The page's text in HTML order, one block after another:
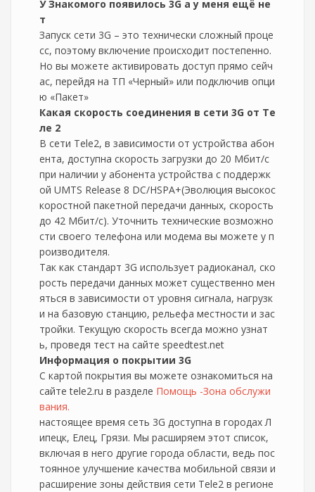
У Знакомого появилось 3G а у меня ещё не
т
Запуск сети 3G – это технически сложный проце
сс, поэтому включение происходит постепенно.
Но вы можете активировать доступ прямо сейч
ас, перейдя на ТП «Черный» или подключив опци
ю «Пакет»
Какая скорость соединения в сети 3G от Те
ле 2
В сети Tele2, в зависимости от устройства абон
ента, доступна скорость загрузки до 20 Мбит/с
при наличии у абонента устройства с поддержк
ой UMTS Release 8 DC/HSPA+(Эволюция высокос
коростной пакетной передачи данных, скорость
до 42 Мбит/с). Уточнить технические возможно
сти своего телефона или модема вы можете у п
роизводителя.
Так как стандарт 3G использует радиоканал, ско
рость передачи данных может существенно мен
яться в зависимости от уровня сигнала, нагрузк
и на базовую станцию, рельефа местности и зас
тройки. Текущую скорость всегда можно узнат
ь, проведя тест на сайте speedtest.net
Информация о покрытии 3G
С картой покрытия вы можете ознакомиться на
сайте tele2.ru в разделе Помощь -Зона обслужи
вания.
настоящее время сеть 3G доступна в городах Л
ипецк, Елец, Грязи. Мы расширяем этот список,
включая в него другие города области, ведь пос
тоянное улучшение качества мобильной связи и
расширение зоны действия сети Tele2 в регионе